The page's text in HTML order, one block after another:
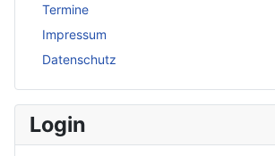
Termine
Impressum
Datenschutz
Login